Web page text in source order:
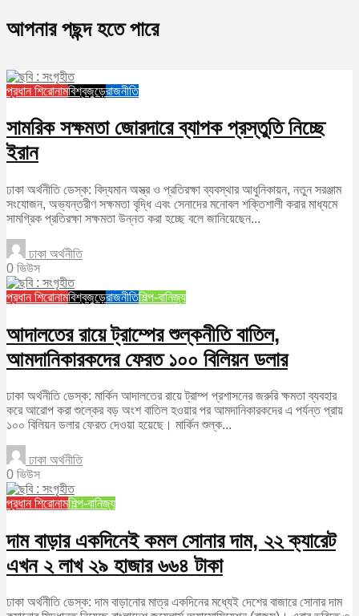
আপনার পছন্দ হতে পারে
প্রধান শিরোনামবিশ্বজুড়েরাজনীতি
সামরিক সক্ষমতা জোরদারে ব্যাপক প্রস্তুতি নিচ্ছে
ইরান
ঢাকা অর্থনীতি ডেস্ক: বিদ্যমান অস্ত্র ও প্রতিরক্ষা ব্যবস্থার আধুনিকায়ন, নতুন সরঞ্জাম
সংযোজন, অভ্যন্তরীণ সক্ষমতা বৃদ্ধি এবং সেনাদের মনোবল শক্তিশালী করার মাধ্যমে
সামগ্রিক প্রতিরক্ষা সক্ষমতা উন্নত করা হচ্ছে বলে জানিয়েছেন...
ঢাকা অর্থনীতি
0 ভিউস
প্রধান শিরোনামবিশ্বজুড়েরাজনীতিশিল্প-বানিজ্য
আদালতের রায়ে ট্রাম্পের শুল্কনীতি বাতিল,
আমদানিকারকদের ফেরত ১০০ বিলিয়ন ডলার
ঢাকা অর্থনীতি ডেস্ক: মার্কিন আদালতের রায়ে ট্রাম্প প্রশাসনের জরুরি ক্ষমতা ব্যবহার
করে আরোপ করা শুল্কের বড় অংশ বাতিল হওয়ার পর আমদানিকারকদের এ পর্যন্ত প্রায়
১০০ বিলিয়ন ডলার ফেরত দেওয়া হয়েছে। মার্কিন শুল্ক...
ঢাকা অর্থনীতি
0 ভিউস
প্রধান শিরোনামশিল্প-বানিজ্য
দাম বাড়ার একদিনেই কমল সোনার দাম, ২২ ক্যারেট
এখন ২ লাখ ২৯ হাজার ৬৬৪ টাকা
ঢাকা অর্থনীতি ডেস্ক: দাম বাড়ানোর মাত্র একদিনের মধ্যেই দেশের বাজারে সোনার দাম